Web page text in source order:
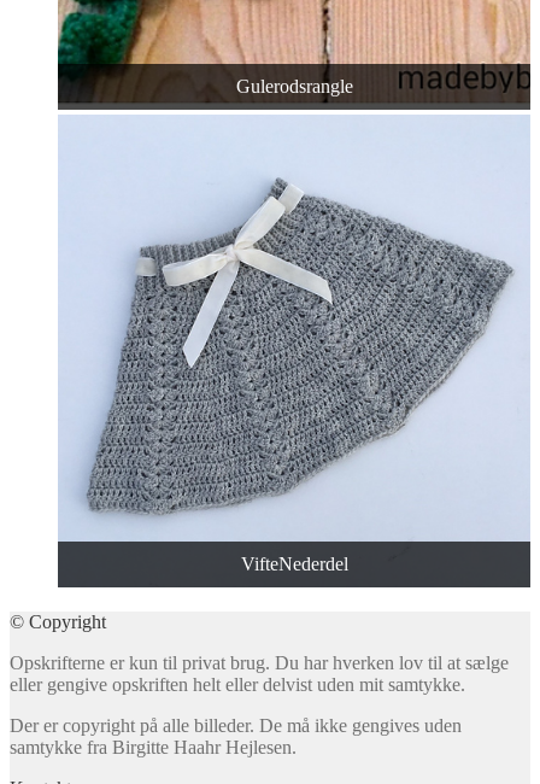
Gulerodsrangle
VifteNederdel
© Copyright
Opskrifterne er kun til privat brug. Du har hverken lov til at sælge
eller gengive opskriften helt eller delvist uden mit samtykke.
Der er copyright på alle billeder. De må ikke gengives uden
samtykke fra Birgitte Haahr Hejlesen.